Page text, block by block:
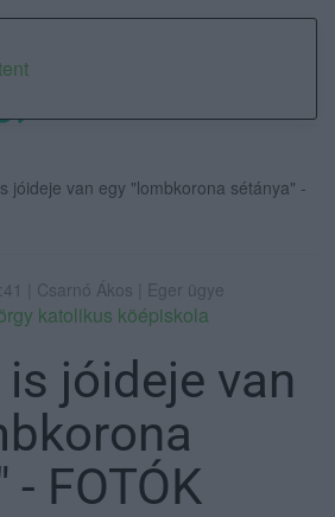
jóideje van egy "lombkorona sétánya" -
| Csarnó Ákos | Eger ügye
katolikus köépiskola
is jóideje van
FOTÓK